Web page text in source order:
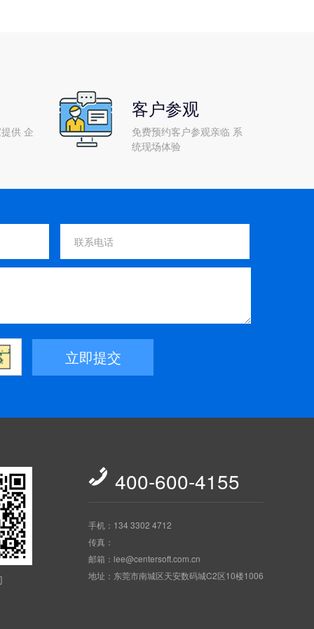
供 企
客户参观
免费预约客户参观亲临 系
统现场体验
立即提交
 400-600-4155
手机：134 3302 4712
传真：
邮箱：lee@centersoft.com.cn
地址：东莞市南城区天安数码城C2区10楼1006